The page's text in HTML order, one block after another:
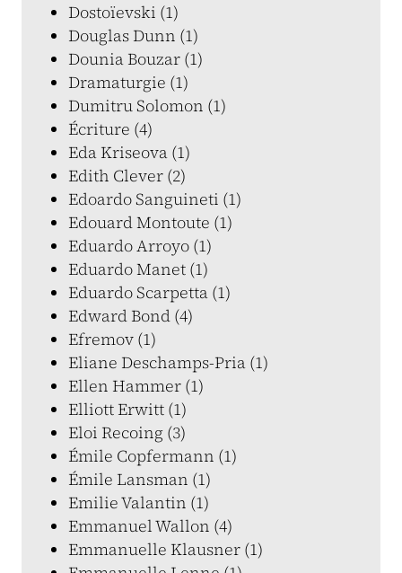
Dostoïevski (1)
Douglas Dunn (1)
Dounia Bouzar (1)
Dramaturgie (1)
Dumitru Solomon (1)
Écriture (4)
Eda Kriseova (1)
Edith Clever (2)
Edoardo Sanguineti (1)
Edouard Montoute (1)
Eduardo Arroyo (1)
Eduardo Manet (1)
Eduardo Scarpetta (1)
Edward Bond (4)
Efremov (1)
Eliane Deschamps-Pria (1)
Ellen Hammer (1)
Elliott Erwitt (1)
Eloi Recoing (3)
Émile Copfermann (1)
Émile Lansman (1)
Emilie Valantin (1)
Emmanuel Wallon (4)
Emmanuelle Klausner (1)